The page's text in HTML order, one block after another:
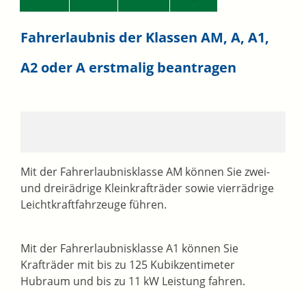
Fahrerlaubnis der Klassen AM, A, A1,
A2 oder A erstmalig beantragen
Mit der Fahrerlaubnisklasse AM können Sie zwei-
und dreirädrige Kleinkrafträder sowie vierrädrige
Leichtkraftfahrzeuge führen.
Mit der Fahrerlaubnisklasse A1 können Sie
Krafträder mit bis zu 125 Kubikzentimeter
Hubraum und bis zu 11 kW Leistung fahren.